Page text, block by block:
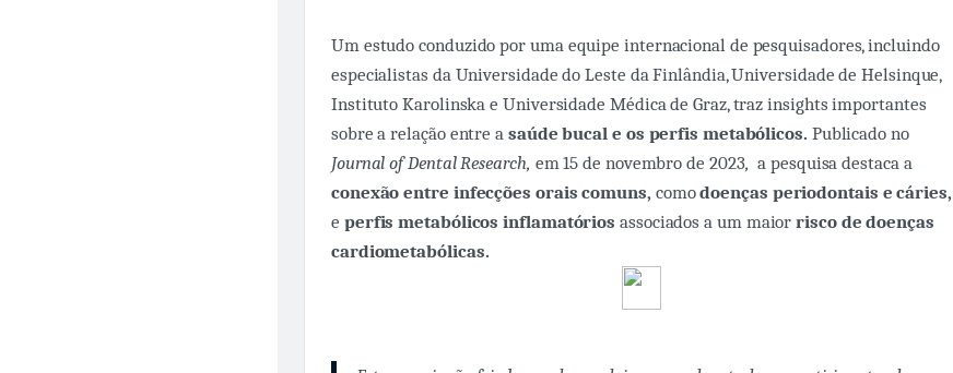
Um estudo conduzido por uma equipe internacional de pesquisadores, incluindo
especialistas da Universidade do Leste da Finlândia, Universidade de Helsinque,
Instituto Karolinska e Universidade Médica de Graz, traz insights importantes
sobre a relação entre a saúde bucal e os perfis metabólicos. Publicado no
Journal of Dental Research, em 15 de novembro de 2023, a pesquisa destaca a
conexão entre infecções orais comuns, comodoenças periodontais e cáries,
e perfis metabólicos inflamatórios associados a um maiorrisco de doenças
cardiometabólicas.